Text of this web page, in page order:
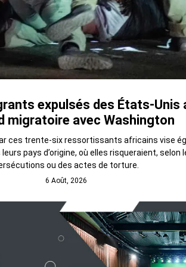
expulsés des États-
migratoire avec Washington
ces trente-six ressortissants africains vise
pays d’origine, où elles risqueraient, selon
ou des actes de torture.
6 Août, 2026